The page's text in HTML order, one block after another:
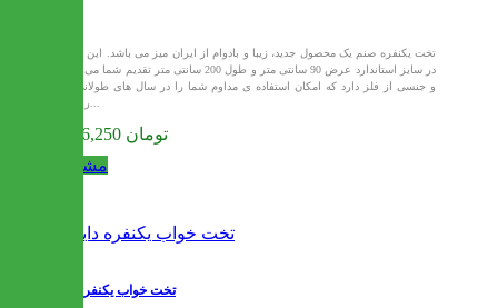
تخت یکنفره صنم یک محصول جدید، زیبا و بادوام از ایران میز می باشد. این تخت
در سایز استاندارد عرض 90 سانتی متر و طول 200 سانتی متر تقدیم شما می شود
و جنسی از فلز دارد که امکان استفاده ی مداوم شما را در سال های طولانی به
9,686,250 تومان
مشاهده
تخت خواب یکنفره دایاز